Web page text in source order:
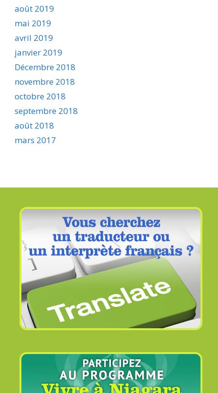
août 2019
mai 2019
avril 2019
janvier 2019
Décembre 2018
novembre 2018
octobre 2018
septembre 2018
août 2018
mars 2017